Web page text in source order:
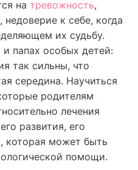
на тревожность,
к себе, когда
их судьбу.
папах особых детей:
так сильны, что
середина. Научиться
родителям
лечения
развития, его
которая может быть
помощи.